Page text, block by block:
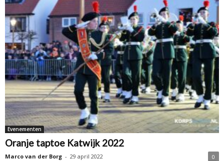
Evenementen
Oranje taptoe Katwijk 2022
Marco van der Borg - 29 april 2022
0